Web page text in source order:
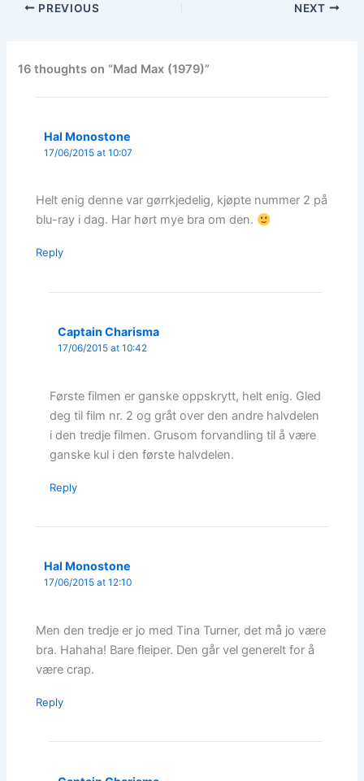
PREVIOUS NEXT
16 thoughts on “Mad Max (1979)”
Hal Monostone
17/06/2015 at 10:07
Helt enig denne var gørrkjedelig, kjøpte nummer 2 på
blu-ray i dag. Har hørt mye bra om den.
Reply
Captain Charisma
17/06/2015 at 10:42
Første filmen er ganske oppskrytt, helt enig. Gled
deg til film nr. 2 og gråt over den andre halvdelen
i den tredje filmen. Grusom forvandling til å være
ganske kul i den første halvdelen.
Reply
Hal Monostone
17/06/2015 at 12:10
Men den tredje er jo med Tina Turner, det må jo være
bra. Hahaha! Bare fleiper. Den går vel generelt for å
være crap.
Reply